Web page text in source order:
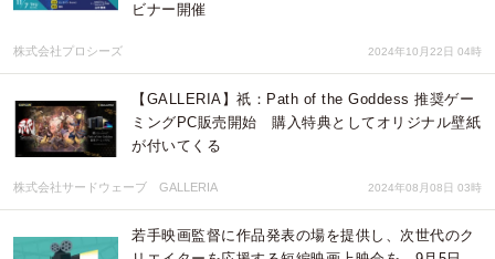
ビナー開催
株式会社プロシーズ 2024年10月22日 04時
【GALLERIA】祇：Path of the Goddess 推奨ゲー
ミングPC販売開始 購入特典としてオリジナル壁紙
が付いてくる
株式会社サードウェーブ GALLERIA 2024年08月08日 03時
若手映画監督に作品発表の場を提供し、次世代のク